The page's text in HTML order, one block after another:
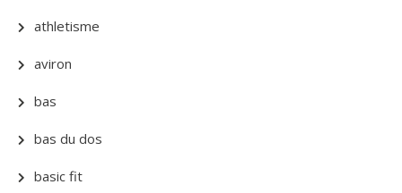
athletisme
aviron
bas
bas du dos
basic fit